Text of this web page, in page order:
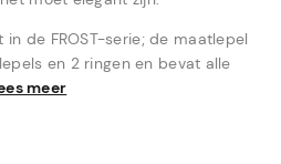
de FROST-serie; de maatlepel
en 2 ringen en bevat alle
meer